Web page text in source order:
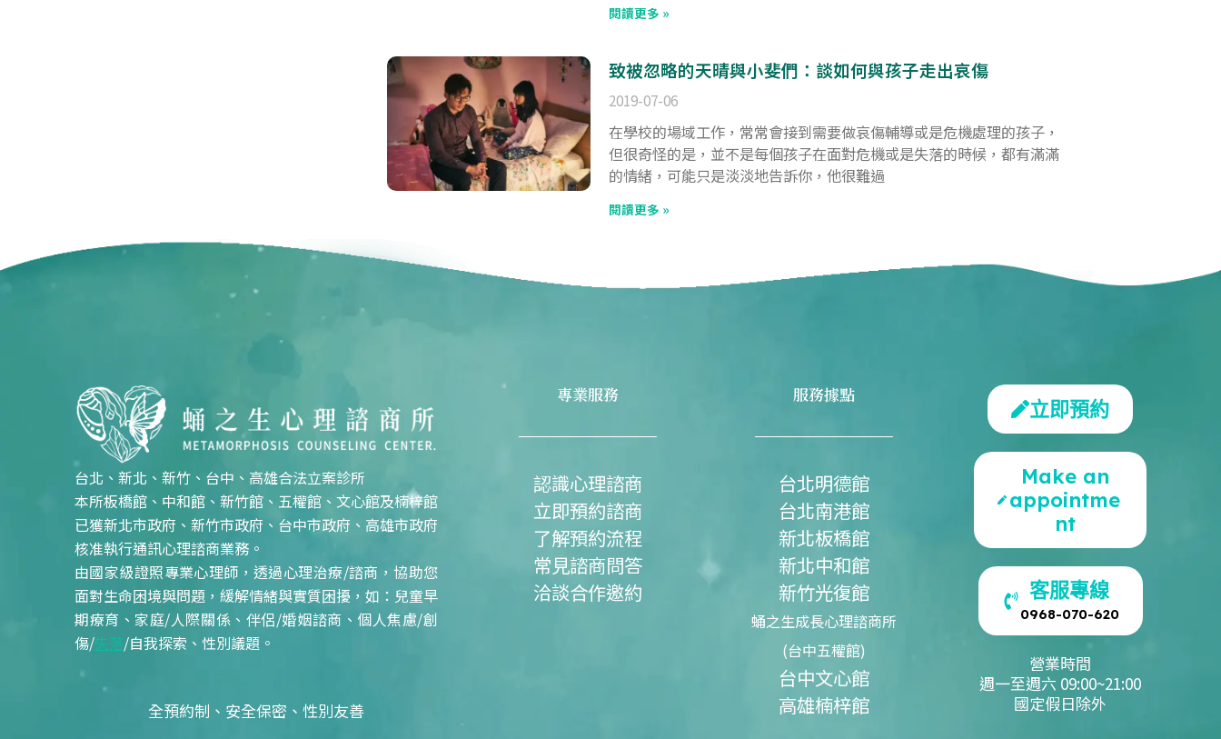
閱讀更多 »
致被忽略的天晴與小斐們：談如何與孩子走出哀傷
2019-07-06
在學校的場域工作，常常會接到需要做哀傷輔導或是危機處理的孩子，
但很奇怪的是，並不是每個孩子在面對危機或是失落的時候，都有滿滿
的情緒，可能只是淡淡地告訴你，他很難過
閱讀更多 »
台北、新北、新竹、台中、高雄合法立案診所
本所板橋館、中和館、新竹館、五權館、文心館及楠梓館
已獲新北市政府、新竹市政府、台中市政府、高雄市政府
核准執行通訊心理諮商業務。
由國家級證照專業心理師，透過心理治療/諮商，協助您
面對生命困境與問題，緩解情緒與實質困擾，如：兒童早
期療育、家庭/人際關係、伴侶/婚姻諮商、個人焦慮/創
傷/失落/自我探索、性別議題。
全預約制、安全保密、性別友善
專業服務
認識心理諮商
立即預約諮商
了解預約流程
常見諮商問答
洽談合作邀約
服務據點
台北明德館
台北南港館
新北板橋館
新北中和館
新竹光復館
蛹之生成長心理諮商所
(台中五權館)
台中文心館
高雄楠梓館
立即預約
Make an
appointme
nt
客服專線
0968-070-620
營業時間
週一至週六 09:00~21:00
國定假日除外